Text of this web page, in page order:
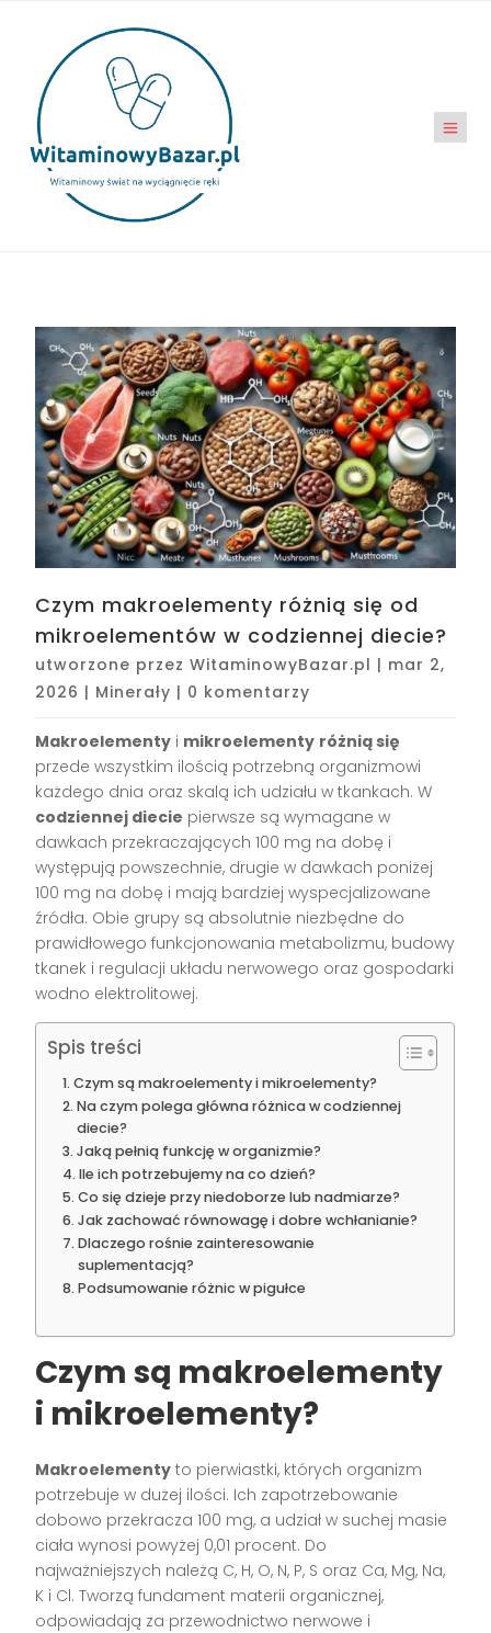
Czym makroelementy różnią się od
mikroelementów w codziennej diecie?
utworzone przezWitaminowyBazar.pl | mar 2,
2026 | Minerały | 0 komentarzy
Makroelementy i mikroelementy różnią się
przede wszystkim ilością potrzebną organizmowi
każdego dnia oraz skalą ich udziału w tkankach. W
codziennej diecie pierwsze są wymagane w
dawkach przekraczających 100 mg na dobę i
występują powszechnie, drugie w dawkach poniżej
100 mg na dobę i mają bardziej wyspecjalizowane
źródła. Obie grupy są absolutnie niezbędne do
prawidłowego funkcjonowania metabolizmu, budowy
tkanek i regulacji układu nerwowego oraz gospodarki
wodno elektrolitowej.
Spis treści
Czym są makroelementy i mikroelementy?
Na czym polega główna różnica w codziennej
diecie?
Jaką pełnią funkcję w organizmie?
Ile ich potrzebujemy na co dzień?
Co się dzieje przy niedoborze lub nadmiarze?
Jak zachować równowagę i dobre wchłanianie?
Dlaczego rośnie zainteresowanie
suplementacją?
Podsumowanie różnic w pigułce
Czym są makroelementy
i mikroelementy?
Makroelementy to pierwiastki, których organizm
potrzebuje w dużej ilości. Ich zapotrzebowanie
dobowo przekracza 100 mg, a udział w suchej masie
ciała wynosi powyżej 0,01 procent. Do
najważniejszych należą C, H, O, N, P, S oraz Ca, Mg, Na,
K i Cl. Tworzą fundament materii organicznej,
odpowiadają za przewodnictwo nerwowe i